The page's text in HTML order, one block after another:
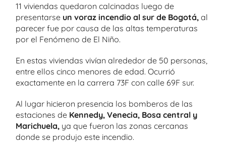
11 viviendas quedaron calcinadas luego de
presentarse un voraz incendio al sur de Bogotá, al
parecer fue por causa de las altas temperaturas
por el Fenómeno de El Niño.
En estas viviendas vivían alrededor de 50 personas,
entre ellos cinco menores de edad. Ocurrió
exactamente en la carrera 73F con calle 69F sur.
Al lugar hicieron presencia los bomberos de las
estaciones de Kennedy, Venecia, Bosa central y
Marichuela, ya que fueron las zonas cercanas
donde se produjo este incendio.